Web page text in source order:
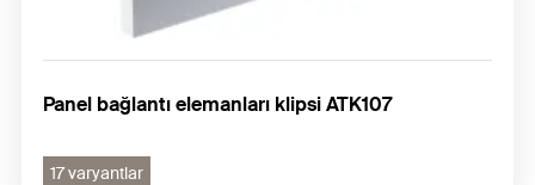
Panel bağlantı elemanları klipsi ATK107
17 varyantlar